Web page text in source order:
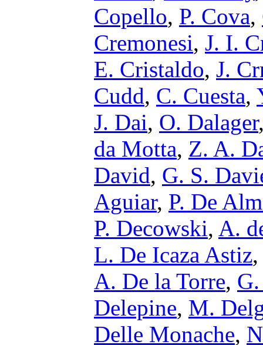
Copello, P. Cova,
Cremonesi, J. I.
E. Cristaldo, J.
Cudd, C. Cuesta,
J. Dai, O. Dalager
da Motta, Z. A.
David, G. S.
Aguiar, P. De
P. Decowski, A.
L. De Icaza Astiz
A. De la Torre,
Delepine, M.
Delle Monache,